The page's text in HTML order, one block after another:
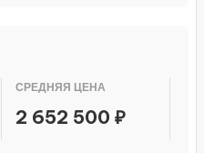
СРЕДНЯЯ ЦЕНА
2 652 500 ₽